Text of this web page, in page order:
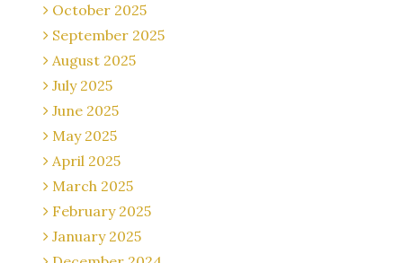
October 2025
September 2025
August 2025
July 2025
June 2025
May 2025
April 2025
March 2025
February 2025
January 2025